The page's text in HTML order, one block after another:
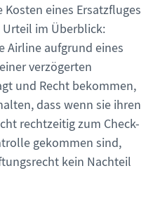
eines Ersatzfluges
im Überblick:
Airline aufgrund eines
verzögerten
und Recht bekommen,
dass wenn sie ihren
rechtzeitig zum Check-
gekommen sind,
kein Nachteil